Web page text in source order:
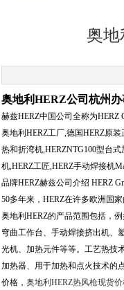
奥地
奥地利HERZ公司杭州
赫兹HERZ中国公司全称为HERZ
奥地利HERZ工厂,德国HERZ原
热和折湾机,HERZNTG100型台
机,HERZ工匠,HERZ手动焊接机
品牌HERZ赫兹公司介绍 HERZ
50多年来，HERZ在许多欧洲国
奥地利HERZ的产品范围包括，
穹曲工作台、手动焊接挤出机、
光机、加热元件等等。工艺热技
加热器、用于加热和点火技术的
价格， 奥地利HERZ热风枪现货